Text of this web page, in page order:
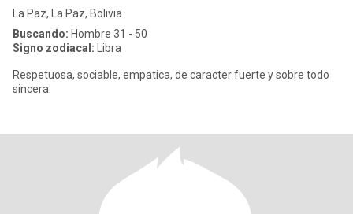
La Paz, La Paz, Bolivia
Buscando: Hombre 31 - 50
Signo zodiacal: Libra
Respetuosa, sociable, empatica, de caracter fuerte y sobre todo
sincera.